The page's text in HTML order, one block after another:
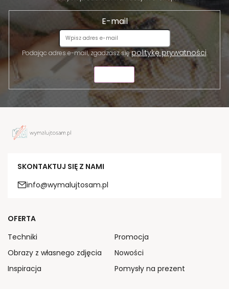
E-mail
Podając adres e-mail, zgadzasz siępolitykę prywatności.
SKONTAKTUJ SIĘ Z NAMI
info@wymalujtosam.pl
OFERTA
Techniki
Obrazy z własnego zdjęcia
Inspiracja
Promocja
Nowości
Pomysły na prezent